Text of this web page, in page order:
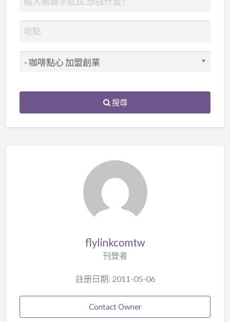
搜尋
flylinkcomtw
刊登者
註册日期: 2011-05-06
Contact Owner